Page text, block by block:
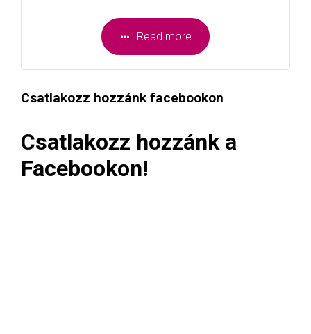
Read more
Csatlakozz hozzánk facebookon
Csatlakozz hozzánk a
Facebookon!